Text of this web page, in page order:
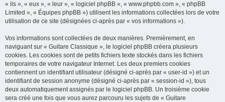
« ils », « eux », « leur », « logiciel phpBB », « www.phpbb.com », « phpBB
Limited », « Équipes phpBB ») utilisent les informations collectées lors de votre
utilisation de ce site (désignées ci-après par « vos informations »).
Vos informations sont collectées de deux manières. Premièrement, en
naviguant sur « Guitare Classique », le logiciel phpBB créera plusieurs
cookies. Les cookies sont de petits fichiers texte stockés dans les fichiers
temporaires de votre navigateur Internet. Les deux premiers cookies
contiennent un identifiant utilisateur (désigné ci-après par « user-id ») et un
identifiant de session anonyme (désigné ci-après par « session-id »), tous
deux automatiquement assignés par le logiciel phpBB. Un troisième cookie
sera créé une fois que vous aurez parcouru les sujets de « Guitare